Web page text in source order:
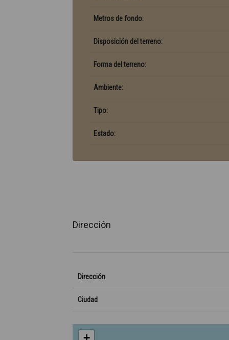
Metros de fondo:
Disposición del terreno:
Forma del terreno:
Ambiente:
Tipo:
Estado:
Dirección
Dirección
Ciudad